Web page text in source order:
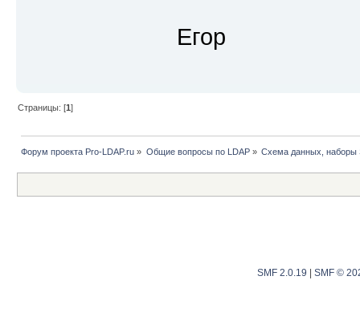
Егор
Страницы: [1]
Форум проекта Pro-LDAP.ru » Общие вопросы по LDAP» Схема данных, наборы
SMF 2.0.19 SMF ©